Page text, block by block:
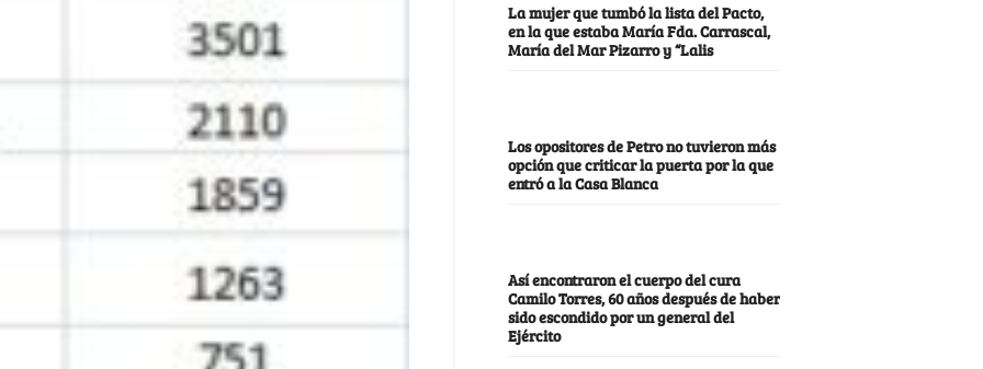
La mujer que tumbó la lista del Pacto,
en la que estaba María Fda. Carrascal,
María del Mar Pizarro y “Lalis
Los opositores de Petro no tuvieron más
opción que criticar la puerta por la que
entró a la Casa Blanca
Así encontraron el cuerpo del cura
Camilo Torres, 60 años después de haber
sido escondido por un general del
Ejército